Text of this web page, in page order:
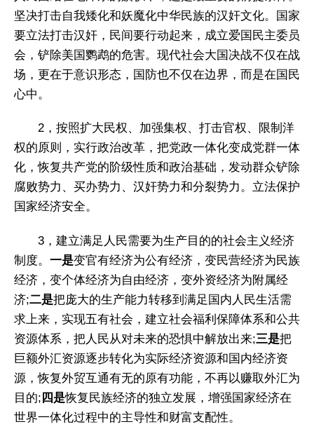
坚决打击自我矮化和妖魔化中华民族的汉奸文化。国家
要立法打击汉奸，民间要行动起来，成立爱国民主委员
会，铲除美国鹦鹉的危害。现代社会大国决战不仅在战
场，更在于意识形态，国防也不仅在边界，而是在国民
心中。
2，按照扩大民权、加强集权、打击官权、限制洋
权的原则，实行政治改革，把党政一体化变成党群一体
化，恢复共产党的阶级性质和政治基础，发动群众铲除
腐败势力、买办势力、汉奸势力和分裂势力。立法保护
国家经济安全。
3，建立满足人民需要为生产目的的社会主义经济
制度。 一是变官有经济为公有经济，变民营经济为民族
经济，变个体经济为自由经济，变外资经济为附属经
济;二是把庞大的生产能力转移到满足国内人民生活需
求上来，实现五有社会，建立社会福利保障体系和公共
资源体系，把人民从对未来的恐惧中解放出来;三是把
巨额外汇资源逐步转化为实际经济资源和国内经济资
源，恢复外贸互通有无的原有功能，不再以赚取外汇为
目的; 四是恢复民族经济的独立发展，增强国家经济在
世界一体化过程中的主导性和财富支配性。